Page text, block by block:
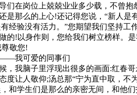
们在岗位上兢兢业业多少载，不曾抱
是那么的上心!还记得您说，“新人是
经验没有活力。”您期望我们坚持工
的!以身作则，您给我们树立榜样。
敬您!
我可爱的同事们
，我脑子里浮现出很多的画面:红春
度让人敬仰;汤总那“宁为直中取，不
和学生们是那么的亲密无间，和他